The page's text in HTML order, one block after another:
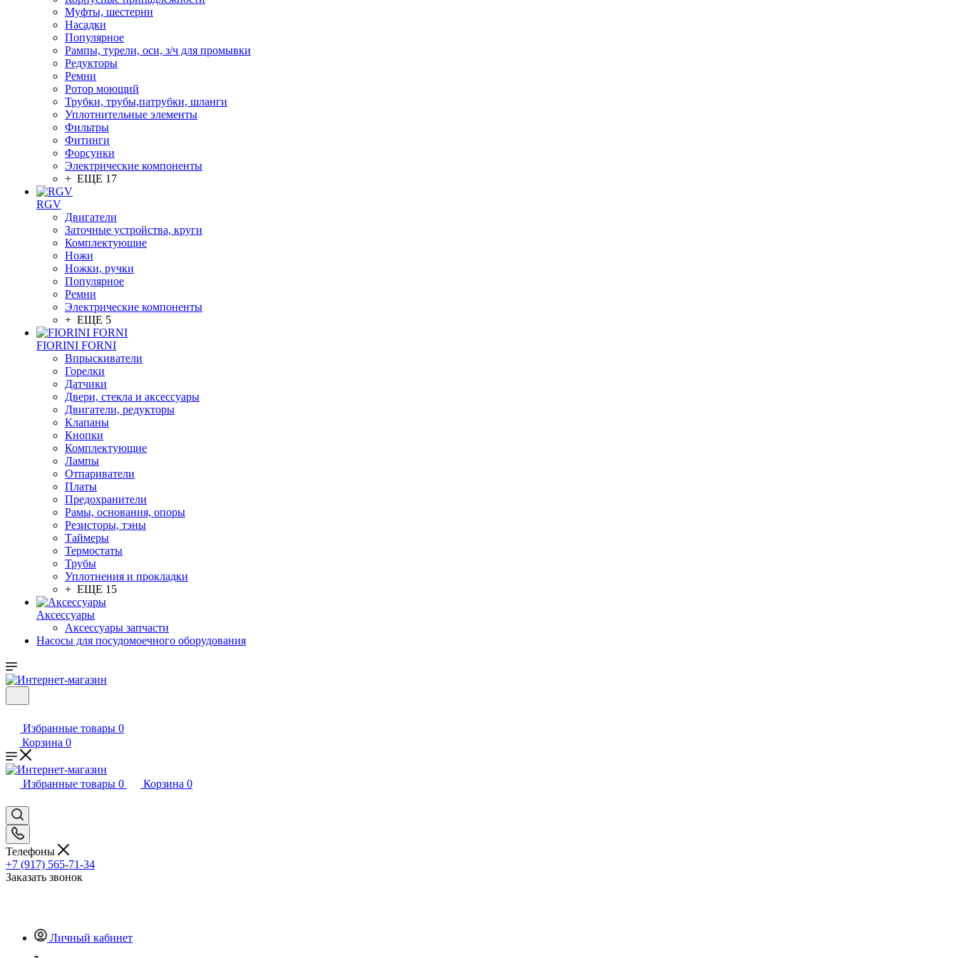
Муфты, шестерни
Насадки
Популярное
Рампы, турели, оси, з/ч для промывки
Редукторы
Ремни
Ротор моющий
Трубки, трубы,патрубки, шланги
Уплотнительные элементы
Фильтры
Фитинги
Форсунки
Электрические компоненты
+ ЕЩЕ 17
RGV
Двигатели
Заточные устройства, круги
Комплектующие
Ножи
Ножки, ручки
Популярное
Ремни
Электрические компоненты
+ ЕЩЕ 5
FIORINI FORNI
Впрыскиватели
Горелки
Датчики
Двери, стекла и аксессуары
Двигатели, редукторы
Клапаны
Кнопки
Комплектующие
Лампы
Отпариватели
Платы
Предохранители
Рамы, основания, опоры
Резисторы, тэны
Таймеры
Термостаты
Трубы
Уплотнения и прокладки
+ ЕЩЕ 15
Аксессуары
Аксессуары запчасти
Насосы для посудомоечного оборудования
Избранные товары 0
Корзина 0
Избранные товары 0 Корзина 0
Телефоны
+7 (917) 565-71-34
Заказать звонок
Личный кабинет